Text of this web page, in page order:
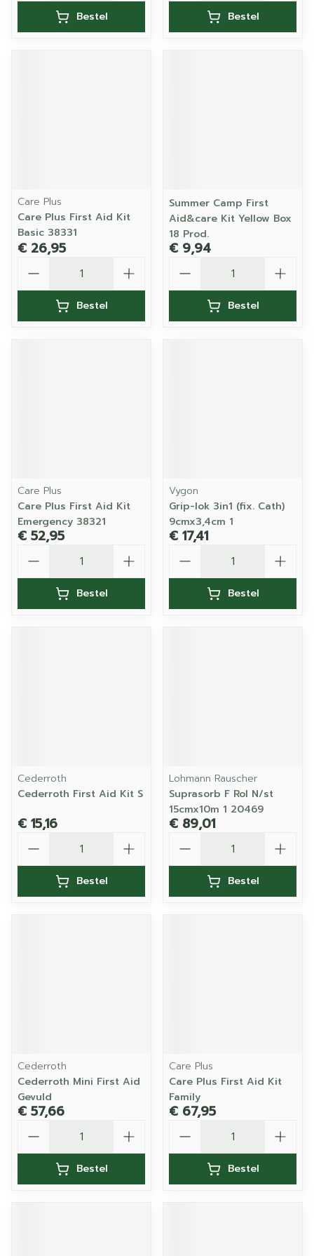
Bestel Bestel
Care Plus
Care Plus First Aid Kit
Basic 38331
€ 26,95
Bestel
Summer Camp First
Aid&care Kit Yellow Box
18 Prod.
€ 9,94
Bestel
Care Plus
Care Plus First Aid Kit
Emergency 38321
€ 52,95
Bestel
Vygon
Grip-lok 3in1 (fix. Cath)
9cmx3,4cm 1
€ 17,41
Bestel
Cederroth
Cederroth First Aid Kit S
€ 15,16
Bestel
Lohmann Rauscher
Suprasorb F Rol N/st
15cmx10m 1 20469
€ 89,01
Bestel
Cederroth
Cederroth Mini First Aid
Gevuld
€ 57,66
Bestel
Care Plus
Care Plus First Aid Kit
Family
€ 67,95
Bestel